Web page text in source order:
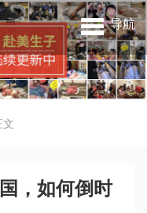
导航
文
，如何倒时